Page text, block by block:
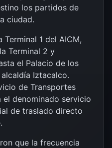
los partidos de
ciudad.
1 del AICM,
Terminal 2 y
el Palacio de los
Iztacalco.
de Transportes
el denominado servicio
de traslado directo
que la frecuencia